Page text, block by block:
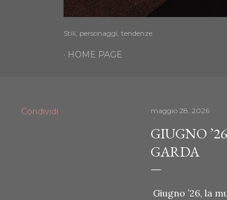
Stili, personaggi, tendenze
HOME PAGE
Condividi maggio 28, 2026
GIUGNO
GARDA
Giugno ’26, la